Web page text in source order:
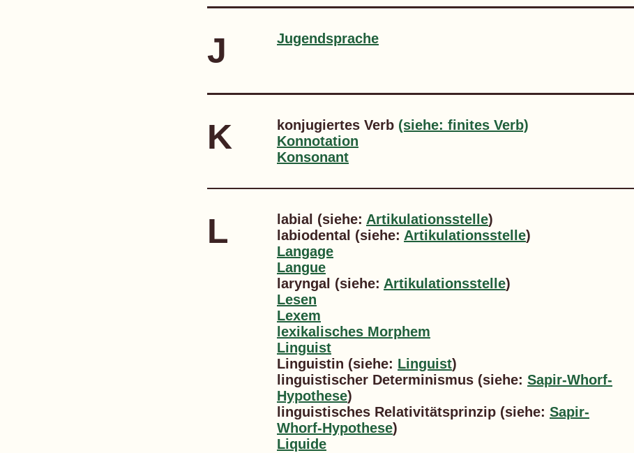
J Jugendsprache
K konjugiertes Verb (siehe: finites Verb)
Konnotation
Konsonant
L labial (siehe: Artikulationsstelle)
labiodental (siehe: Artikulationsstelle)
Langage
Langue
laryngal (siehe: Artikulationsstelle)
Lesen
Lexem
lexikalisches Morphem
Linguist
Linguistin (siehe: Linguist)
linguistischer Determinismus (siehe: Sapir-Whorf-
Hypothese)
linguistisches Relativitätsprinzip (siehe: Sapir-
Whorf-Hypothese)
Liquide